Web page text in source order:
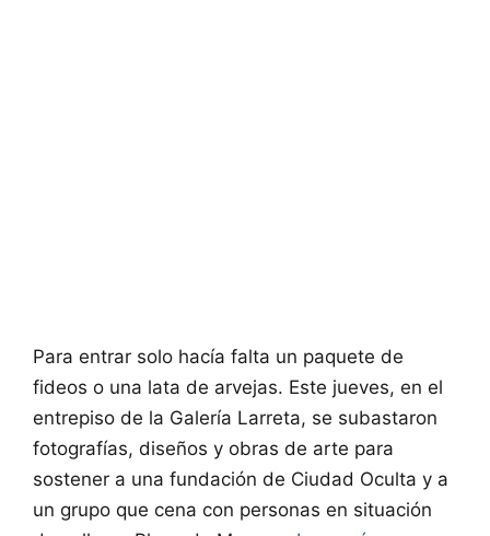
Para entrar solo hacía falta un paquete de
fideos o una lata de arvejas. Este jueves, en el
entrepiso de la Galería Larreta, se subastaron
fotografías, diseños y obras de arte para
sostener a una fundación de Ciudad Oculta y a
un grupo que cena con personas en situación